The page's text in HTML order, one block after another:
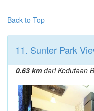
Back to Top
11. Sunter Park
0.63 kmdari Kedutaan